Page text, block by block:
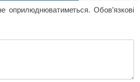
оприлюднюватиметься. Обов’язкові